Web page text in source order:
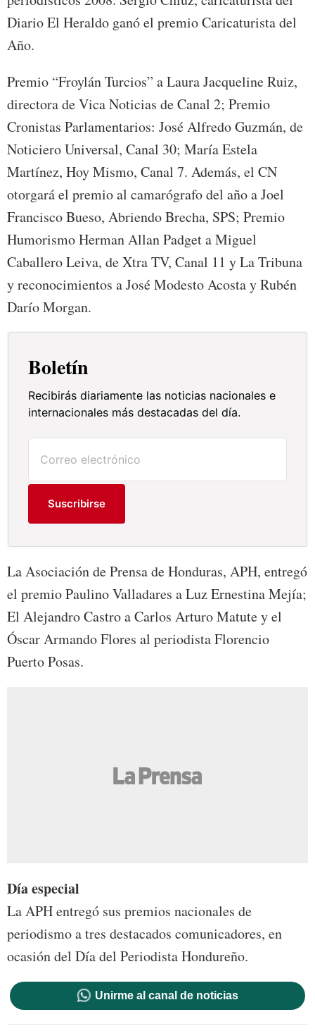
Diario El Heraldo ganó el premio Caricaturista del
Año.
Premio “Froylán Turcios” a Laura Jacqueline Ruiz,
directora de Vica Noticias de Canal 2; Premio
Cronistas Parlamentarios: José Alfredo Guzmán, de
Noticiero Universal, Canal 30; María Estela
Martínez, Hoy Mismo, Canal 7. Además, el CN
otorgará el premio al camarógrafo del año a Joel
Francisco Bueso, Abriendo Brecha, SPS; Premio
Humorismo Herman Allan Padget a Miguel
Caballero Leiva, de Xtra TV, Canal 11 y La Tribuna
y reconocimientos a José Modesto Acosta y Rubén
Darío Morgan.
Boletín
Recibirás diariamente las noticias nacionales e
internacionales más destacadas del día.
Suscribirse
La Asociación de Prensa de Honduras, APH, entregó
el premio Paulino Valladares a Luz Ernestina Mejía;
El Alejandro Castro a Carlos Arturo Matute y el
Óscar Armando Flores al periodista Florencio
Puerto Posas.
Día especial
La APH entregó sus premios nacionales de
periodismo a tres destacados comunicadores, en
ocasión del Día del Periodista Hondureño.
Unirme al canal de noticias